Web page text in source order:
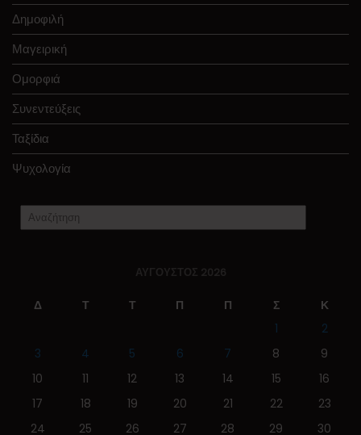
Δημοφιλή
Μαγειρική
Ομορφιά
Συνεντεύξεις
Ταξίδια
Ψυχολογία
ΑΎΓΟΥΣΤΟΣ 2026
Δ Τ Τ Π Π Σ
Κ
1
2
3
4 5 6 7 8
9
10
11 12 13 14 15
16
17
18 19 20 21 22
23
24
25 26 27 28 29 30